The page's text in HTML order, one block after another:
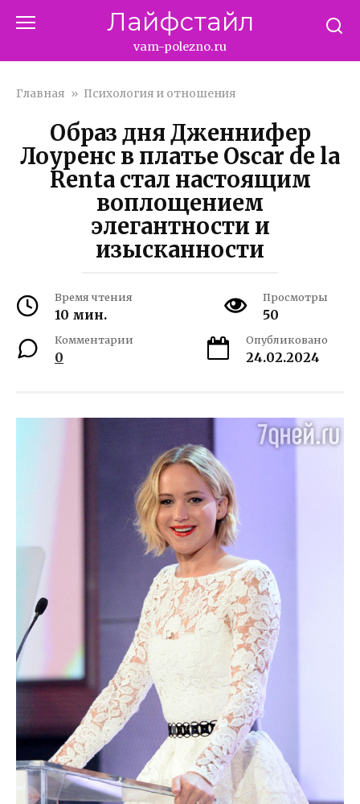
Лайфстайл
vam-polezno.ru
Главная » Психология и отношения
Образ дня Дженнифер
Лоуренс в платье Oscar de la
Renta стал настоящим
воплощением
элегантности и
изысканности
Время чтения
10 мин.
Просмотры
50
Комментарии
0
Опубликовано
24.02.2024